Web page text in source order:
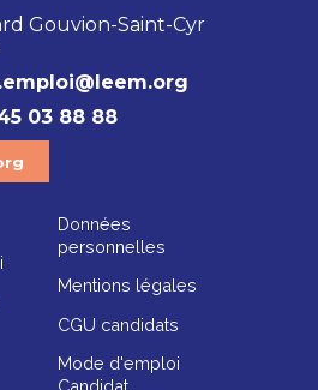
Gouvion-Saint-Cyr
03 88 88
Données
personnelles
Mentions légales
CGU candidats
Mode d'emploi